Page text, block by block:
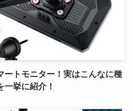
ートモニター！実はこんなに種
挙に紹介！